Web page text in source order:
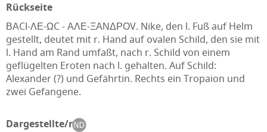
Rückseite
ΒΑCΙ-ΛΕ-ΩC - ΑΛΕ-ΞΑΝΔΡΟV. Nike, den l. Fuß auf Helm
gestellt, deutet mit r. Hand auf ovalen Schild, den sie mit
l. Hand am Rand umfaßt, nach r. Schild von einem
geflügelten Eroten nach l. gehalten. Auf Schild:
Alexander (?) und Gefährtin. Rechts ein Tropaion und
zwei Gefangene.
Dargestellte/r